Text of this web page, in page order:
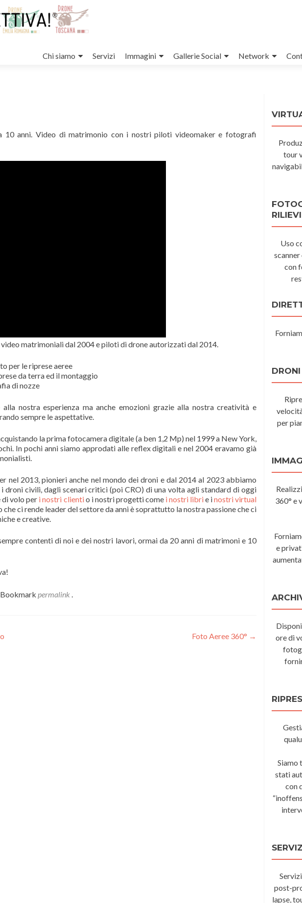
il
Chi siamo Servizi Immagini Gallerie Social Network
10 anni. Video di matrimonio con i nostri piloti videomaker e fotografi
matrimoniali dal 2004 e piloti di drone autorizzati dal 2014.
per le riprese aeree
da terra ed il montaggio
di nozze
nostra esperienza ma anche emozioni grazie alla nostra creatività e
sempre le aspettative.
la prima fotocamera digitale (a ben 1,2 Mp) nel 1999 a New York,
In pochi anni siamo approdati alle reflex digitali e nel 2004 eravamo già
nel 2013, pionieri anche nel mondo dei droni e dal 2014 al 2023 abbiamo
civili, dagli scenari critici (poi CRO) di una volta agli standard di oggi
volo per i nostri clientio i nostri progetti come i nostri librie inostri virtual
che ci rende leader del settore da anni è soprattutto la nostra passione che ci
e creative.
contenti di noi e dei nostri lavori, ormai da 20 anni di matrimoni e 10
Bookmark permalink .
Foto Aeree 360° →
tour
RILIEVI
Uso
con
per
360° e
e
ore di
Siamo
stati
con
post-
lapse,